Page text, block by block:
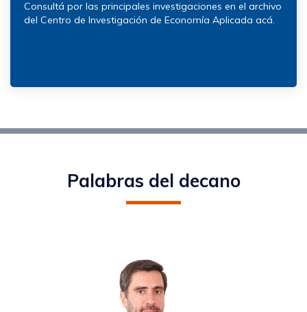
Consultá por las principales investigaciones en el archivo
del Centro de Investigación de Economía Aplicada acá.
Palabras del decano